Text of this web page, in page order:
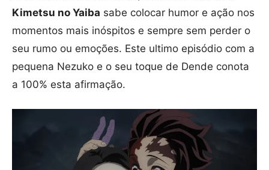
Kimetsu no Yaiba sabe colocar humor e ação nos
momentos mais inóspitos e sempre sem perder o
seu rumo ou emoções. Este ultimo episódio com a
pequena Nezuko e o seu toque de Dende conota
a 100% esta afirmação.